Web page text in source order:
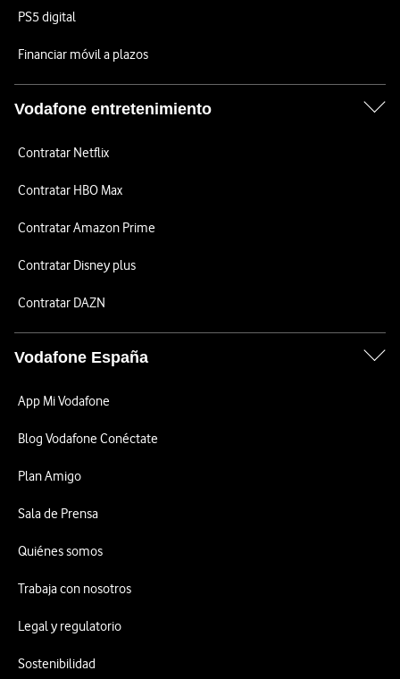
PS5 digital
Financiar móvil a plazos
Vodafone entretenimiento
Contratar Netflix
Contratar HBO Max
Contratar Amazon Prime
Contratar Disney plus
Contratar DAZN
Vodafone España
App Mi Vodafone
Blog Vodafone Conéctate
Plan Amigo
Sala de Prensa
Quiénes somos
Trabaja con nosotros
Legal y regulatorio
Sostenibilidad